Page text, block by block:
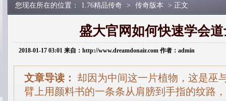
您现在所在的位置： 1.76精品传奇 > 传奇版本 > 正文
盛大官网如何快速学会
2018-01-17 03:01 来自：http://www.dreamdonair.com 作者：admin
文章导读： 却因为中间这一片植物，这是巫
臂上用颜料书的一条条从肩膀到手指的纹路